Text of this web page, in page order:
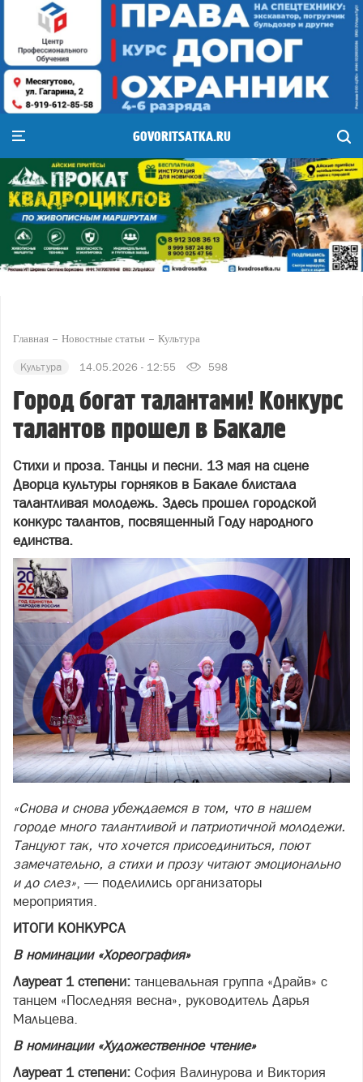
GOVORITSATKA.RU
Главная Новостные статьи Культура
Культура 14.05.2026 - 12:55 598
Город богат талантами! Конкурс
талантов прошел в Бакале
Стихи и проза. Танцы и песни. 13 мая на сцене
Дворца культуры горняков в Бакале блистала
талантливая молодежь. Здесь прошел городской
конкурс талантов, посвященный Году народного
единства.
«Снова и снова убеждаемся в том, что в нашем
городе много талантливой и патриотичной молодежи.
Танцуют так, что хочется присоединиться, поют
замечательно, а стихи и прозу читают эмоционально
и до слез», — поделились организаторы
мероприятия.
ИТОГИ КОНКУРСА
В номинации «Хореография»
Лауреат 1 степени: танцевальная группа «Драйв» с
танцем «Последняя весна», руководитель Дарья
Мальцева.
В номинации «Художественное чтение»
Лауреат 1 степени: София Валинурова и Виктория